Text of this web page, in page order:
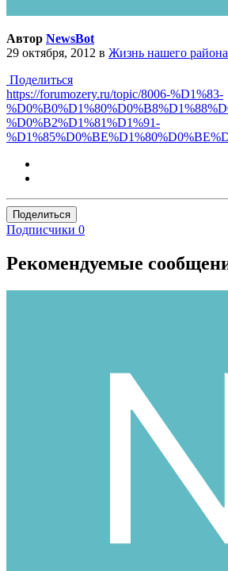
Автор NewsBot
29 октября, 2012 в Жизнь нашего района
Поделиться
https://forumozery.ru/topic/8006-%D1%83-
%D0%B2%D1%81%D1%91-
Поделиться
Подписчики 0
Рекомендуемые